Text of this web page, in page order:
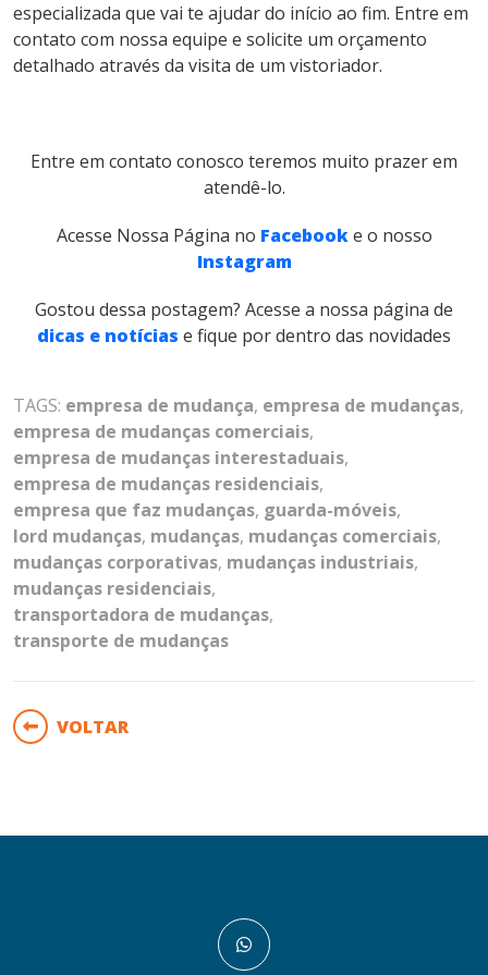
especializada que vai te ajudar do início ao fim. Entre em
contato com nossa equipe e solicite um orçamento
detalhado através da visita de um vistoriador.
Entre em contato conosco teremos muito prazer em
atendê-lo.
Acesse Nossa Página no Facebooke o nosso
Instagram
Gostou dessa postagem? Acesse a nossa página de
dicas e notícias e fique por dentro das novidades
TAGS: empresa de mudança, empresa de mudanças,
empresa de mudanças comerciais,
empresa de mudanças interestaduais,
empresa de mudanças residenciais,
empresa que faz mudanças, guarda-móveis,
lord mudanças, mudanças, mudanças comerciais,
mudanças corporativas, mudanças industriais,
mudanças residenciais,
transportadora de mudanças,
transporte de mudanças
VOLTAR